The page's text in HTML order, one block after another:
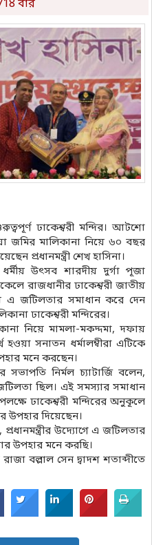
বার
‎ঢাকেশ্বরী মন্দির। আটশো
জমির মালিকানা নিয়ে ৬০ বছর
প্রধানমন্ত্রী শেখ হাসিনা।
উৎসব শারদীয় দুর্গা পূজা
রাজধানীর ঢাকেশ্বরী জাতীয়
এ জটিলতার সমাধান করে দেন
ঢাকেশ্বরী মন্দিরের।
নিয়ে মামলা-মকদ্দমা, দফায়
সনাতন ধর্মালম্বীরা এটিকে
মনে করছেন।
নির্মল চ্যাটার্জি বলেন,
ছিল। এই সমস্যার সমাধান
ঢাকেশ্বরী মন্দিরের অনুকূলে
উপহার দিয়েছেন।
উদ্যোগে এ জটিলতার
উপহার মনে করছি।
বল্লাল সেন দ্বাদশ শতাব্দীতে